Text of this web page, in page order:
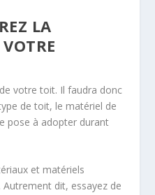
LA
votre toit. Il faudra donc
de toit, le matériel de
pose à adopter durant
et matériels
Autrement dit, essayez de